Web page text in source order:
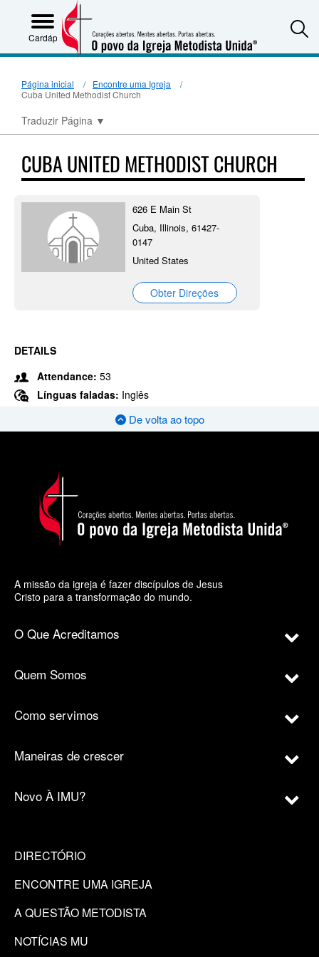
Cardápio
Página inicial
Encontre uma Igreja
Cuba United Methodist Church
Traduzir Página ▼
CUBA UNITED METHODIST CHURCH
626 E Main St
Cuba, Illinois, 61427-
0147
United States
Obter Direções
DETAILS
Attendance: 53
Línguas faladas: Inglês
De volta ao topo
A missão da igreja é fazer discípulos de Jesus
Cristo para a transformação do mundo.
O Que Acreditamos
Quem Somos
Como servimos
Maneiras de crescer
Novo À IMU?
DIRECTÓRIO
ENCONTRE UMA IGREJA
A QUESTÃO METODISTA
NOTÍCIAS MU